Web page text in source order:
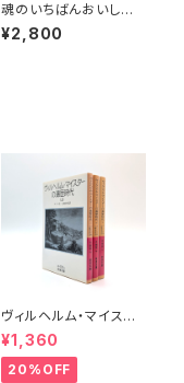
魂のいちばんおいしい
ところ 谷川俊太郎詩
集
¥2,800
ヴィルヘルム・マイスタ
ーの遍歴時代 (上)(中)
(下)（岩波文庫）
¥1,360
20%OFF